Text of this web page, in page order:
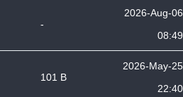
-
2026-Aug-06
08:49
101 B
2026-May-25
22:40